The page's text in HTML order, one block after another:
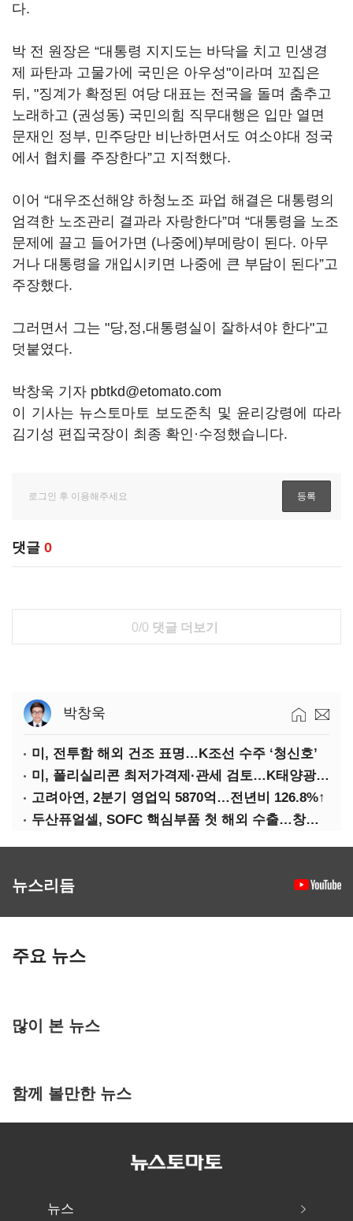
다.
박 전 원장은 “대통령 지지도는 바닥을 치고 민생경
제 파탄과 고물가에 국민은 아우성"이라며 꼬집은
뒤, "징계가 확정된 여당 대표는 전국을 돌며 춤추고
노래하고 (권성동) 국민의힘 직무대행은 입만 열면
문재인 정부, 민주당만 비난하면서도 여소야대 정국
에서 협치를 주장한다”고 지적했다.
이어 “대우조선해양 하청노조 파업 해결은 대통령의
엄격한 노조관리 결과라 자랑한다”며 “대통령을 노조
문제에 끌고 들어가면 (나중에)부메랑이 된다. 아무
거나 대통령을 개입시키면 나중에 큰 부담이 된다”고
주장했다.
그러면서 그는 "당,정,대통령실이 잘하셔야 한다"고
덧붙였다.
박창욱 기자 pbtkd@etomato.com
이 기사는 뉴스토마토 보도준칙 및 윤리강령에 따라
김기성 편집국장이 최종 확인·수정했습니다.
댓글 0
0/0 댓글 더보기
박창욱
미, 전투함 해외 건조 표명…K조선 수주 ‘청신호’
미, 폴리실리콘 최저가격제·관세 검토…K태양광 입지 확대 기대
고려아연, 2분기 영업익 5870억…전년비 126.8%↑
두산퓨얼셀, SOFC 핵심부품 첫 해외 수출…창사 이래 최대 규모
뉴스리듬
주요 뉴스
많이 본 뉴스
함께 볼만한 뉴스
뉴스